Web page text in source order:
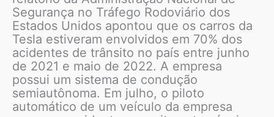
Segurança no Tráfego Rodoviário dos
Estados Unidos apontou que os carros da
Tesla estiveram envolvidos em 70% dos
acidentes de trânsito no país entre junho
de 2021 e maio de 2022. A empresa
possui um sistema de condução
semiautônoma. Em julho, o piloto
automático de um veículo da empresa